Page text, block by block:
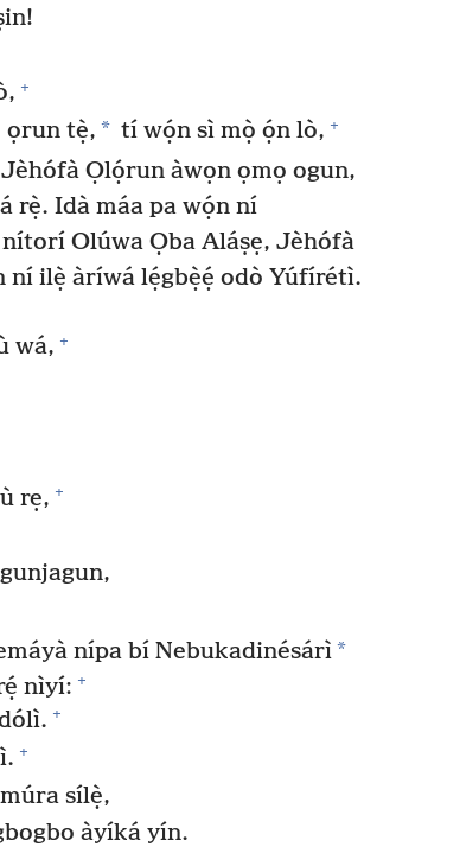
+
ọrun tẹ̀, * tí wọ́n sì mọ̀ ọ́n lò, +
Ọlọ́run àwọn ọmọ ogun,
rẹ̀. Idà máa pa wọ́n ní
Olúwa Ọba Aláṣẹ, Jèhófà
ní ilẹ̀ àríwá lẹ́gbẹ̀ẹ́ odò Yúfírétì.
wá, +
rẹ, +
nípa bí Nebukadinésárì*
nìyí: +
+
+
sílẹ̀,
àyíká yín.